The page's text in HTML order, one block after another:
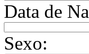
Data de
Sexo: